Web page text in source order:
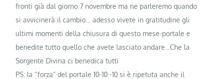
fronti già dal giorno 7 novembre ma ne parleremo quando
si avvicinerà il cambio… adesso vivete in gratitudine gli
ultimi momenti della chiusura di questo mese-portale e
benedite tutto quello che avete lasciato andare…Che la
Sorgente Divina ci benedica tutti
PS: la “forza” del portale 10-10 -10 si è ripetuta anche il